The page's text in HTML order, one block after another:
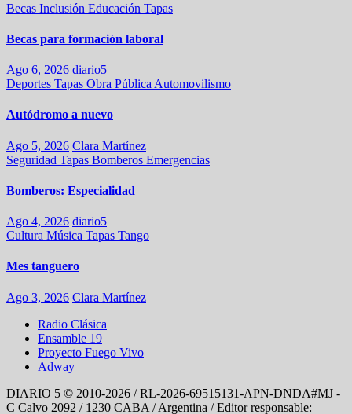
Becas Inclusión Educación Tapas
Becas para formación laboral
Ago 6, 2026 diario5
Deportes Tapas Obra Pública Automovilismo
Autódromo a nuevo
Ago 5, 2026 Clara Martínez
Seguridad Tapas Bomberos Emergencias
Bomberos: Especialidad
Ago 4, 2026 diario5
Cultura Música Tapas Tango
Mes tanguero
Ago 3, 2026 Clara Martínez
Radio Clásica
Ensamble 19
Proyecto Fuego Vivo
Adway
DIARIO 5 © 2010-2026 / RL-2026-69515131-APN-DNDA#MJ -
C Calvo 2092 / 1230 CABA / Argentina / Editor responsable: